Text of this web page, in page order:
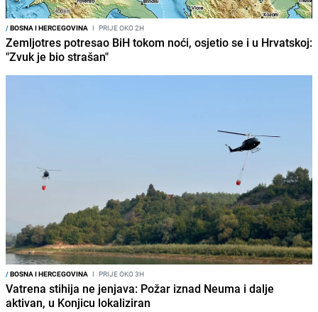
/BOSNA I HERCEGOVINA I PRIJE OKO 2H
Zemljotres potresao BiH tokom noći, osjetio se i u Hrvatskoj:
"Zvuk je bio strašan"
/BOSNA I HERCEGOVINA I PRIJE OKO 3H
Vatrena stihija ne jenjava: Požar iznad Neuma i dalje
aktivan, u Konjicu lokaliziran